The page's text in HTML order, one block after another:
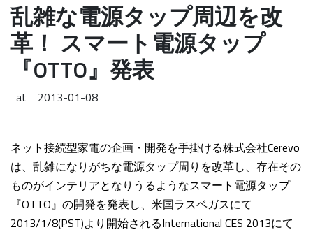
乱雑な電源タップ周辺を改
革！ スマート電源タップ
『OTTO』発表
at 2013-01-08
ネット接続型家電の企画・開発を手掛ける株式会社Cerevo
は、乱雑になりがちな電源タップ周りを改革し、存在その
ものがインテリアとなりうるようなスマート電源タップ
『OTTO』の開発を発表し、米国ラスベガスにて
2013/1/8(PST)より開始されるInternational CES 2013にて